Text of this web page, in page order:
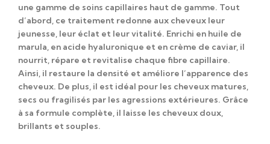
une gamme de soins capillaires haut de gamme. Tout
d’abord , ce traitement redonne aux cheveux leur
jeunesse, leur éclat et leur vitalité. Enrichi en huile de
marula, en acide hyaluronique et en crème de caviar, il
nourrit, répare et revitalise chaque fibre capillaire.
Ainsi , il restaure la densité et améliore l’apparence des
cheveux. De plus , il est idéal pour les cheveux matures,
secs ou fragilisés par les agressions extérieures. Grâce
à sa formule complète , il laisse les cheveux doux,
brillants et souples.